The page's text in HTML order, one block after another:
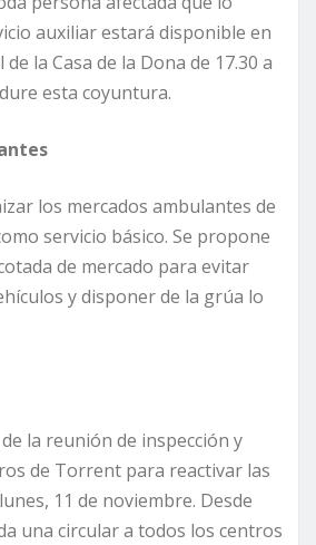
auxiliar estará disponible en
la Casa de la Dona de 17.30 a
esta coyuntura.
los mercados ambulantes de
servicio básico. Se propone
de mercado para evitar
y disponer de la grúa lo
la reunión de inspección y
de Torrent para reactivar las
11 de noviembre. Desde
una circular a todos los centros